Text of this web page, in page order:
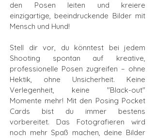
den Posen leiten und kreiere
einzigartige, beeindruckende Bilder mit
Mensch und Hund!
Stell dir vor, du könntest bei jedem
Shooting spontan auf kreative,
professionelle Posen zugreifen – ohne
Hektik, ohne Unsicherheit. Keine
Verlegenheit, keine "Black-out"
Momente mehr! Mit den Posing Pocket
Cards bist du immer bestens
vorbereitet. Das Fotografieren wird
noch mehr Spaß machen, deine Bilder